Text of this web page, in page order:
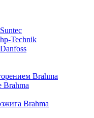
Technik
Brahma
Brahma
Brahma